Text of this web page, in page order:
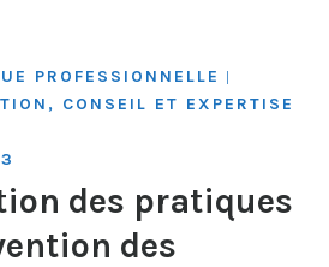
PROFESSIONNELLE |
CONSEIL ET EXPERTISE
des pratiques
des